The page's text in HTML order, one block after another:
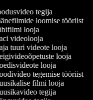
tegija
loomise tööriist
looja
videolooja
tuuri videote looja
looja
looja
tegemise tööriist
filmi looja
tegija